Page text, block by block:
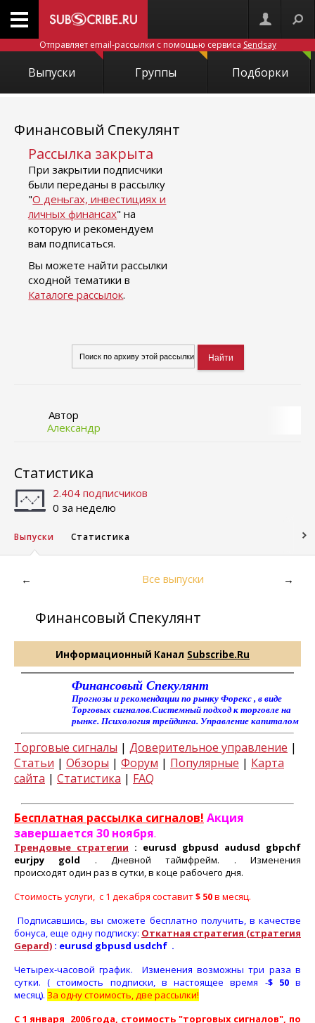
Отправляет email-рассылки с помощью сервиса Sendsay
Выпуски Группы Подборки
Финансовый Спекулянт
Рассылка закрыта
При закрытии подписчики
были переданы в рассылку
"О деньгах, инвестициях и
личных финансах" на
которую и рекомендуем
вам подписаться.
Вы можете найти рассылки
сходной тематики в
Каталоге рассылок.
Автор
Александр
Статистика
2.404 подписчиков
0 за неделю
Выпуски Статистика
← Все выпуски →
Финансовый Спекулянт
Информационный Канал Subscribe.Ru
Финансовый Спекулянт
Прогнозы и рекомендации по рынку Форекс , в виде
Торговых сигналов.Системный подход к торговле на
рынке. Психология трейдинга. Управление капиталом
Торговые сигналы | Доверительное управление |
Статьи | Обзоры | Форум | Популярные | Карта
сайта | Статистика | FAQ
Бесплатная рассылка сигналов! Акция
завершается 30 ноября.
Трендовые стратегии : eurusd gbpusd audusd gbpchf
eurjpy gold . Дневной таймфрейм. . Изменения
происходят один раз в сутки, в коце рабочего дня.
Стоимость услуги, с 1 декабря составит$ 50в месяц.
Подписавшись, вы сможете бесплатно получить, в качестве
бонуса, еще одну подписку: Откатная стратегия (стратегия
Gepard) : eurusd gbpusd usdchf .
Четырех-часовой график. Изменения возможны три раза в
сутки. ( стоимость подписки, в настоящее время -$ 50в
месяц). За одну стоимость, две рассылки!
С 1 января 2006 года, стоимость "торговых сигналов", по